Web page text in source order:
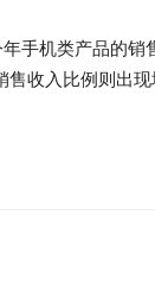
手机类产品的销
收入比例则出现